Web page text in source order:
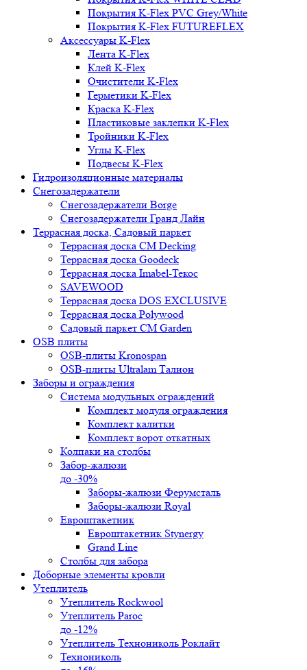
Покрытия K-Flex PVC Grey/White
Покрытия K-Flex FUTUREFLEX
Аксессуары K-Flex
Лента K-Flex
Клей K-Flex
Очистители K-Flex
Герметики K-Flex
Краска K-Flex
Пластиковые заклепки K-Flex
Тройники K-Flex
Углы K-Flex
Подвесы K-Flex
Гидроизоляционные материалы
Снегозадержатели
Снегозадержатели Borge
Снегозадержатели Гранд Лайн
Террасная доска, Садовый паркет
Террасная доска CM Decking
Террасная доска Goodeck
Террасная доска Imabel-Текос
SAVEWOOD
Террасная доска DOS EXCLUSIVE
Террасная доска Polywood
Садовый паркет CM Garden
OSB плиты
OSB-плиты Kronospan
OSB-плиты Ultralam Талион
Заборы и ограждения
Система модульных ограждений
Комплект модуля ограждения
Комплект калитки
Комплект ворот откатных
Колпаки на столбы
Забор-жалюзи
до -30%
Заборы-жалюзи Ферумсталь
Заборы-жалюзи Royal
Евроштакетник
Евроштакетник Stynergy
Grand Line
Столбы для забора
Доборные элементы кровли
Утеплитель
Утеплитель Rockwool
Утеплитель Paroc
до -12%
Утеплитель Технониколь Роклайт
Технониколь